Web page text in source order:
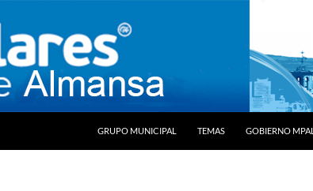
GRUPO MUNICIPAL
TEMAS GOBIERNO MPAL